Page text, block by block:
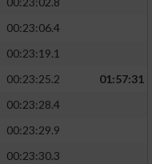
00:23:06.4
00:23:19.1
00:23:25.2
01:57:31
00:23:28.4
00:23:29.9
00:23:30.3